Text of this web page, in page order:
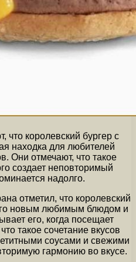
что королевский бургер с
находка для любителей
Они отмечают, что такое
создает неповторимый
надолго.
отметил, что королевский
новым любимым блюдом и
его, когда посещает
такое сочетание вкусов
соусами и свежими
гармонию во вкусе.